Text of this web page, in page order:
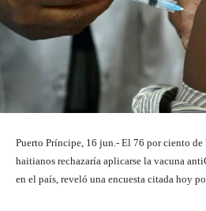
Puerto Príncipe, 16 jun.- El 76 por ciento
haitianos rechazaría aplicarse la vacuna
en el país, reveló una encuesta citada hoy